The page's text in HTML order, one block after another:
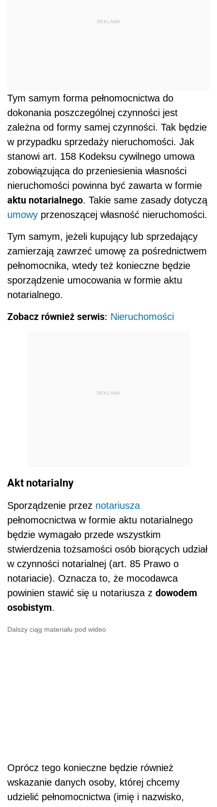
REKLAMA
Tym samym forma pełnomocnictwa do
dokonania poszczególnej czynności jest
zależna od formy samej czynności. Tak będzie
w przypadku sprzedaży nieruchomości. Jak
stanowi art. 158 Kodeksu cywilnego umowa
zobowiązująca do przeniesienia własności
nieruchomości powinna być zawarta w formie
aktu notarialnego. Takie same zasady dotyczą
umowy przenoszącej własność nieruchomości.
Tym samym, jeżeli kupujący lub sprzedający
zamierzają zawrzeć umowę za pośrednictwem
pełnomocnika, wtedy też konieczne będzie
sporządzenie umocowania w formie aktu
notarialnego.
Zobacz również serwis: Nieruchomości
REKLAMA
Akt notarialny
Sporządzenie przez notariusza
pełnomocnictwa w formie aktu notarialnego
będzie wymagało przede wszystkim
stwierdzenia tożsamości osób biorących udział
w czynności notarialnej (art. 85 Prawo o
notariacie). Oznacza to, że mocodawca
powinien stawić się u notariusza z dowodem
osobistym.
Dalszy ciąg materiału pod wideo
Oprócz tego konieczne będzie również
wskazanie danych osoby, której chcemy
udzielić pełnomocnictwa (imię i nazwisko,